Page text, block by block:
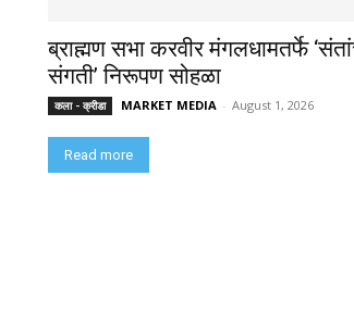
ब्राह्मण सभा करवीर मंगलधामतर्फे
संगती’ निरूपण सोहळा
कला - क्रीडा MARKET MEDIA - August 1, 2026
Read more